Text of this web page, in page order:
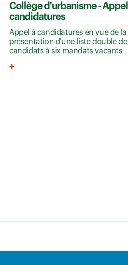
Collège d'urbanisme -
candidatures
Appel à candidatures en vue de la
présentation d'une liste double de
candidats à six mandats vacants